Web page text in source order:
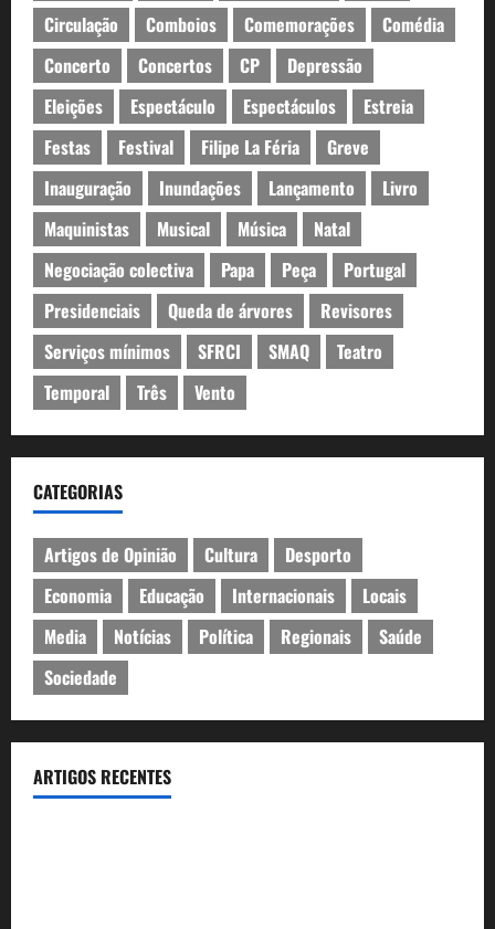
Circulação
Comboios Comemorações
Comédia
Concerto
Concertos CP
Depressão
Eleições
Espectáculo Espectáculos
Estreia
Festas
Festival Filipe La Féria
Greve
Inauguração
Inundações Lançamento
Livro
Maquinistas
Musical Música
Natal
Negociação colectiva
Papa Peça
Portugal
Presidenciais
Queda de árvores
Revisores
Serviços mínimos
SFRCI SMAQ
Teatro
Temporal
Três Vento
CATEGORIAS
Artigos de Opinião Cultura
Desporto
Economia
Educação Internacionais
Locais
Media
Notícias Política Regionais
Saúde
Sociedade
ARTIGOS RECENTES